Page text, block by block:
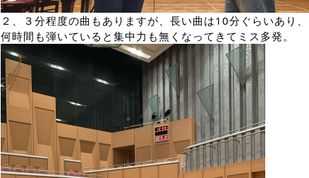
２、３分程度の曲もありますが、長い曲は10分ぐらいあり、
何時間も弾いていると集中力も無くなってきてミス多発。